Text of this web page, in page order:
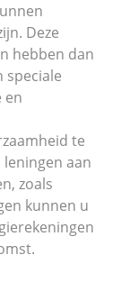
Deze
hebben dan
speciale
en
te
aan
zoals
kunnen u